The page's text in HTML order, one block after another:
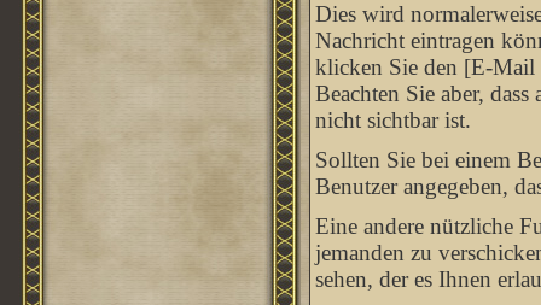
Dies wird
Nachricht eintragen
klicken Sie den [E-Mail
Beachten Sie aber,
nicht sichtbar ist.
Sollten Sie bei einem
Benutzer angegeben,
Eine andere nützliche
jemanden zu
sehen, der es Ihnen